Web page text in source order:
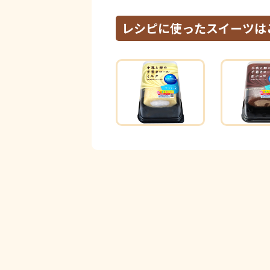
レシピに使ったスイーツ